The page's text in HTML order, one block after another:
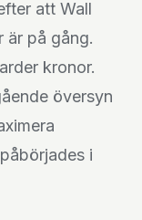
att Wall
är på gång.
kronor.
översyn
i